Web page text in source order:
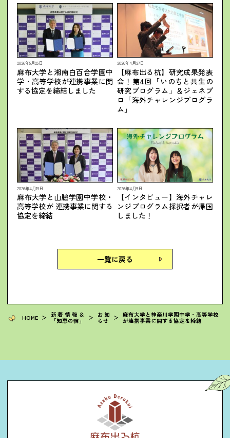
2026年5月25日
麻布大学と湘南白百合学園中
学・高等学校が連携事業に関
する協定を締結しました
2026年4月27日
【麻布出る杭】研究成果発表
会！第4回「いのちと共生の
研究プログラム」＆ジェネプ
ロ「海外チャレンジプログラ
ム」
2026年4月15日
麻布大学と山脇学園中学校・
高等学校が 連携事業に関する
協定を締結
2026年4月9日
【インタビュー】海外チャレ
ンジプログラム採択者が帰国
しました！
一覧に戻る
HOME ＞
新着情報＆
「知恵の輪」
＞
お知
らせ
＞
麻布大学と神奈川学園中学・高等学校
が連携事業に関する協定を締結